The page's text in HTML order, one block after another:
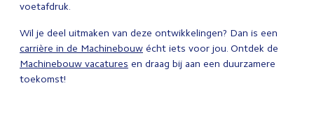
voetafdruk.
Wil je deel uitmaken van deze ontwikkelingen? Dan is een
carrière in de Machinebouw écht iets voor jou. Ontdek de
Machinebouw vacatures en draag bij aan een duurzamere
toekomst!